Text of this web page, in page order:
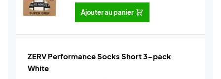
Ajouter au panier
ZERV Performance Socks Short 3-pack
White